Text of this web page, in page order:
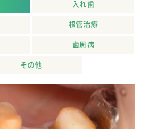
入れ歯
根管治療
歯周病
その他